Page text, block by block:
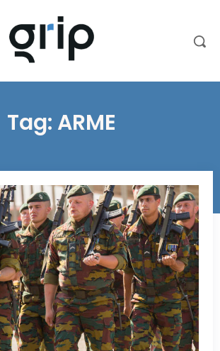
Tag: ARME